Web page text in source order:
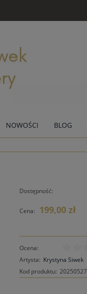
NOWOŚCI BLOG
Dostępność:
Cena: 199,00 zł
Ocena:
Artysta: Krystyna Siwek
Kod produktu: